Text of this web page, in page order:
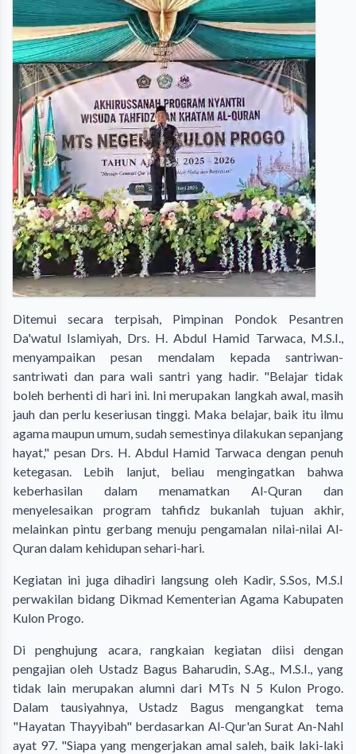
Ditemui secara terpisah, Pimpinan Pondok Pesantren
Da'watul Islamiyah, Drs. H. Abdul Hamid Tarwaca, M.S.I.,
menyampaikan pesan mendalam kepada santriwan-
santriwati dan para wali santri yang hadir. "Belajar tidak
boleh berhenti di hari ini. Ini merupakan langkah awal, masih
jauh dan perlu keseriusan tinggi. Maka belajar, baik itu ilmu
agama maupun umum, sudah semestinya dilakukan sepanjang
hayat," pesan Drs. H. Abdul Hamid Tarwaca dengan penuh
ketegasan. Lebih lanjut, beliau mengingatkan bahwa
keberhasilan dalam menamatkan Al-Quran dan
menyelesaikan program tahfidz bukanlah tujuan akhir,
melainkan pintu gerbang menuju pengamalan nilai-nilai Al-
Quran dalam kehidupan sehari-hari.
Kegiatan ini juga dihadiri langsung oleh Kadir, S.Sos, M.S.I
perwakilan bidang Dikmad Kementerian Agama Kabupaten
Kulon Progo.
Di penghujung acara, rangkaian kegiatan diisi dengan
pengajian oleh Ustadz Bagus Baharudin,S.Ag., M.S.I., yang
tidak lain merupakan alumni dari MTs N 5 Kulon Progo.
Dalam tausiyahnya, Ustadz Bagus mengangkat tema
"Hayatan Thayyibah" berdasarkan Al-Qur'an Surat An-Nahl
ayat 97. "Siapa yang mengerjakan amal saleh, baik laki-laki